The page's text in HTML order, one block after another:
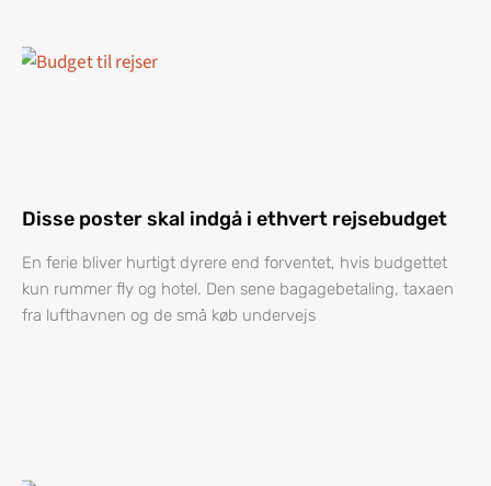
Disse poster skal indgå i ethvert rejsebudget
En ferie bliver hurtigt dyrere end forventet, hvis budgettet
kun rummer fly og hotel. Den sene bagagebetaling, taxaen
fra lufthavnen og de små køb undervejs